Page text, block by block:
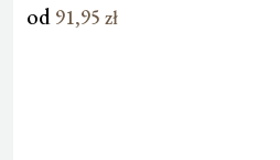
od 91,95 zł